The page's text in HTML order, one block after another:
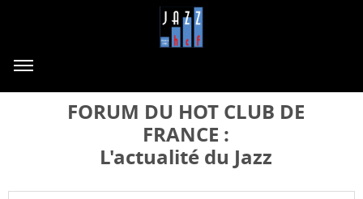
FORUM DU HOT CLUB DE
FRANCE :
L'actualité du Jazz